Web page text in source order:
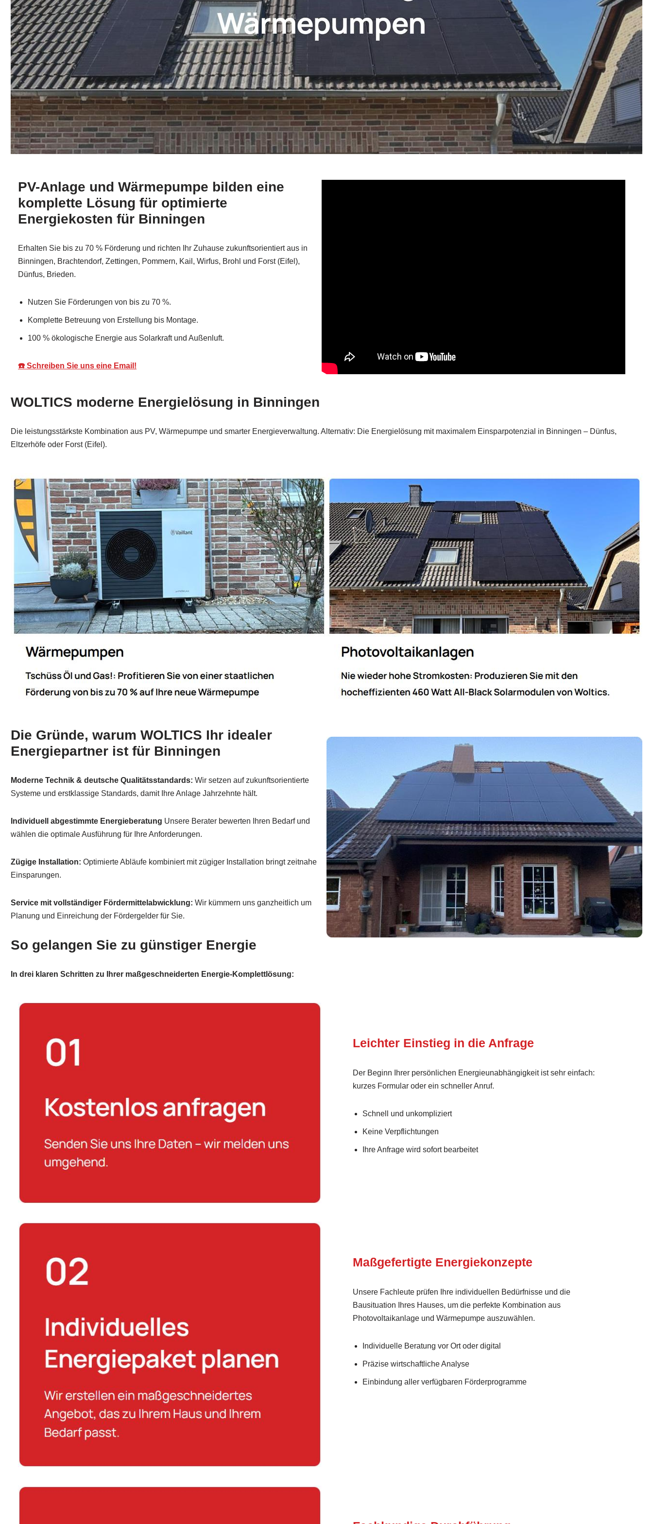
PV-Anlage und Wärmepumpe bilden eine
komplette Lösung für optimierte
Energiekosten für Binningen
Erhalten Sie bis zu 70 % Förderung und richten Ihr Zuhause zukunftsorientiert aus in
Binningen, Brachtendorf, Zettingen, Pommern, Kail, Wirfus, Brohl und Forst (Eifel),
Dünfus, Brieden.
Nutzen Sie Förderungen von bis zu 70 %.
Komplette Betreuung von Erstellung bis Montage.
100 % ökologische Energie aus Solarkraft und Außenluft.
☎️ Schreiben Sie uns eine Email!
WOLTICS moderne Energielösung in Binningen
Die leistungsstärkste Kombination aus PV, Wärmepumpe und smarter Energieverwaltung. Alternativ: Die Energielösung mit maximalem Einsparpotenzial in Binningen – Dünfus,
Eltzerhöfe oder Forst (Eifel).
Die Gründe, warum WOLTICS Ihr idealer
Energiepartner ist für Binningen
Moderne Technik & deutsche Qualitätsstandards: Wir setzen auf zukunftsorientierte
Systeme und erstklassige Standards, damit Ihre Anlage Jahrzehnte hält.
Individuell abgestimmte Energieberatung Unsere Berater bewerten Ihren Bedarf und
wählen die optimale Ausführung für Ihre Anforderungen.
Zügige Installation: Optimierte Abläufe kombiniert mit zügiger Installation bringt zeitnahe
Einsparungen.
Service mit vollständiger Fördermittelabwicklung: Wir kümmern uns ganzheitlich um
Planung und Einreichung der Fördergelder für Sie.
So gelangen Sie zu günstiger Energie
In drei klaren Schritten zu Ihrer maßgeschneiderten Energie-Komplettlösung:
Leichter Einstieg in die Anfrage
Der Beginn Ihrer persönlichen Energieunabhängigkeit ist sehr einfach:
kurzes Formular oder ein schneller Anruf.
Schnell und unkompliziert
Keine Verpflichtungen
Ihre Anfrage wird sofort bearbeitet
Maßgefertigte Energie­konzepte
Unsere Fachleute prüfen Ihre individuellen Bedürfnisse und die
Bausituation Ihres Hauses, um die perfekte Kombination aus
Photovoltaikanlage und Wärmepumpe auszuwählen.
Individuelle Beratung vor Ort oder digital
Präzise wirtschaftliche Analyse
Einbindung aller verfügbaren Förderprogramme